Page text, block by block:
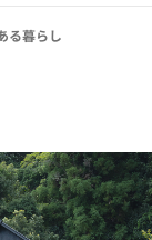
る暮らし